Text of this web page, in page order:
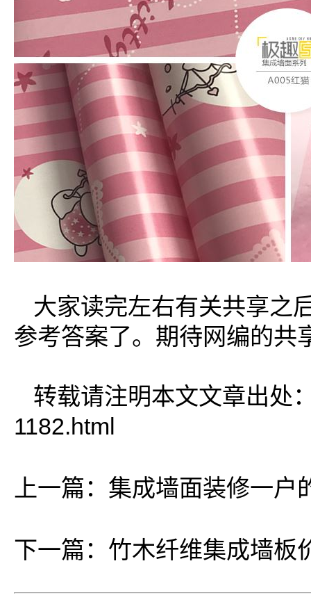
大家读完左右有关共享之
参考答案了。期待网编的共
转载请注明本文文章出处
1182.html
上一篇： 集成墙面装修一户
下一篇： 竹木纤维集成墙板